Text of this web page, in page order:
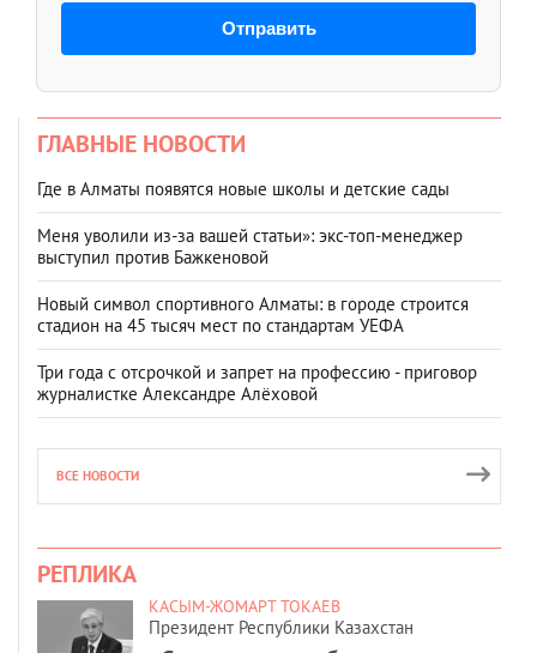
Отправить
ГЛАВНЫЕ НОВОСТИ
Где в Алматы появятся новые школы и детские сады
Меня уволили из-за вашей статьи»: экс-топ-менеджер
выступил против Бажкеновой
Новый символ спортивного Алматы: в городе строится
стадион на 45 тысяч мест по стандартам УЕФА
Три года с отсрочкой и запрет на профессию - приговор
журналистке Александре Алёховой
ВСЕ НОВОСТИ
РЕПЛИКА
КАСЫМ-ЖОМАРТ ТОКАЕВ
Президент Республики Казахстан